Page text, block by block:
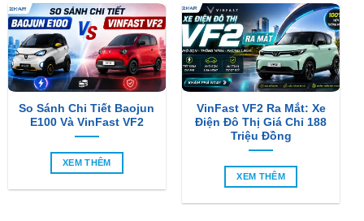
So Sánh Chi Tiết Baojun
E100 Và VinFast VF2
XEM THÊM
VinFast VF2 Ra Mắt: Xe
Điện Đô Thị Giá Chỉ 188
Triệu Đồng
XEM THÊM